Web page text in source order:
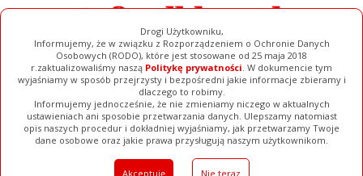
Drogi Użytkowniku,
Informujemy, że w związku z Rozporządzeniem o Ochronie Danych
Osobowych (RODO), które jest stosowane od 25 maja 2018
r.zaktualizowaliśmy naszą Politykę prywatności. W dokumencie tym
wyjaśniamy w sposób przejrzysty i bezpośredni jakie informacje zbieramy i
dlaczego to robimy.
Informujemy jednocześnie, że nie zmieniamy niczego w aktualnych
ustawieniach ani sposobie przetwarzania danych. Ulepszamy natomiast
opis naszych procedur i dokładniej wyjaśniamy, jak przetwarzamy Twoje
dane osobowe oraz jakie prawa przysługują naszym użytkownikom.
Akceptuję Nie teraz
[ ZAMKNIJ ]
Ogłoszenia Filmy Galerie Baza Firm Pełna Wersja